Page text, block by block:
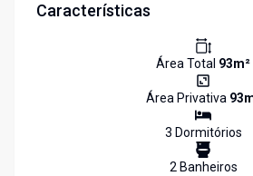
Características
Área Total 93m²
Área Privativa 93
3 Dormitórios
2Banheiros